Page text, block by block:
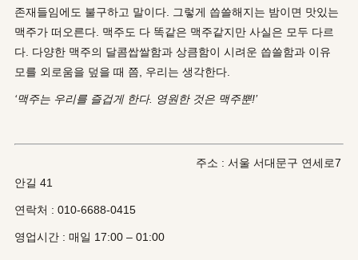
존재들임에도 불구하고 말이다. 그렇게 씁쓸해지는 밤이면 맛있는
맥주가 떠오른다. 맥주도 다 똑같은 맥주같지만 사실은 모두 다르
다. 다양한 맥주의 달콤쌉쌀함과 상큼함이 시려운 씁쓸함과 이유
모를 외로움을 덮을 때 쯤, 우리는 생각한다.
‘맥주는 우리를 즐겁게 한다. 영원한 것은 맥주뿐!’
주소 : 서울 서대문구 연세로7
안길 41
연락처 : 010-6688-0415
영업시간 : 매일 17:00 – 01:00